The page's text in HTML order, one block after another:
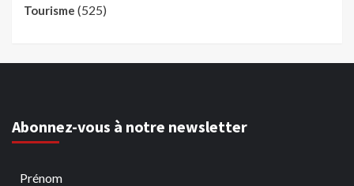
Tourisme (525)
Abonnez-vous à notre newsletter
Prénom